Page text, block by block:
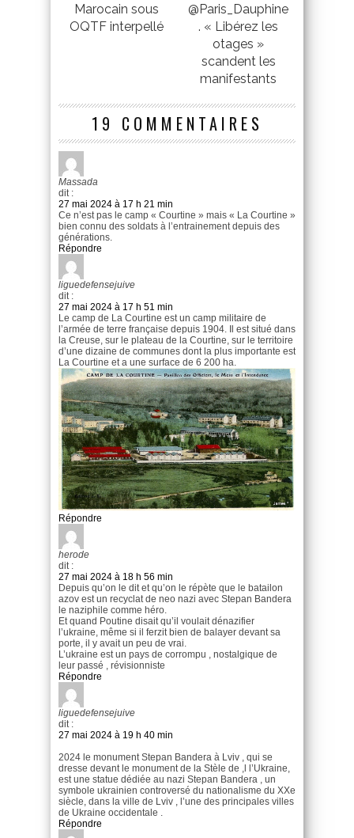
Marocain sous
OQTF interpellé
@Paris_Dauphine
. « Libérez les
otages »
scandent les
manifestants
19 COMMENTAIRES
Massada
dit :
27 mai 2024 à 17 h 21 min
Ce n’est pas le camp « Courtine » mais « La Courtine »
bien connu des soldats à l’entrainement depuis des
générations.
Répondre
liguedefensejuive
dit :
27 mai 2024 à 17 h 51 min
Le camp de La Courtine est un camp militaire de
l’armée de terre française depuis 1904. Il est situé dans
la Creuse, sur le plateau de la Courtine, sur le territoire
d’une dizaine de communes dont la plus importante est
La Courtine et a une surface de 6 200 ha.
Répondre
herode
dit :
27 mai 2024 à 18 h 56 min
Depuis qu’on le dit et qu’on le répète que le batailon
azov est un recyclat de neo nazi avec Stepan Bandera
le naziphile comme héro.
Et quand Poutine disait qu’il voulait dénazifier
l’ukraine, même si il ferzit bien de balayer devant sa
porte, il y avait un peu de vrai.
L’ukraine est un pays de corrompu , nostalgique de
leur passé , révisionniste
Répondre
liguedefensejuive
dit :
27 mai 2024 à 19 h 40 min
2024 le monument Stepan Bandera à Lviv , qui se
dresse devant le monument de la Stèle de ,l l’Ukraine,
est une statue dédiée au nazi Stepan Bandera , un
symbole ukrainien controversé du nationalisme du XXe
siècle, dans la ville de Lviv , l’une des principales villes
de Ukraine occidentale .
Répondre